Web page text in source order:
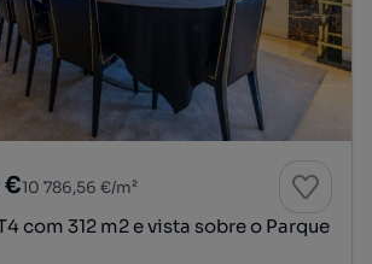
10 786,56 €/m²
com 312 m2 e vista sobre o Parque